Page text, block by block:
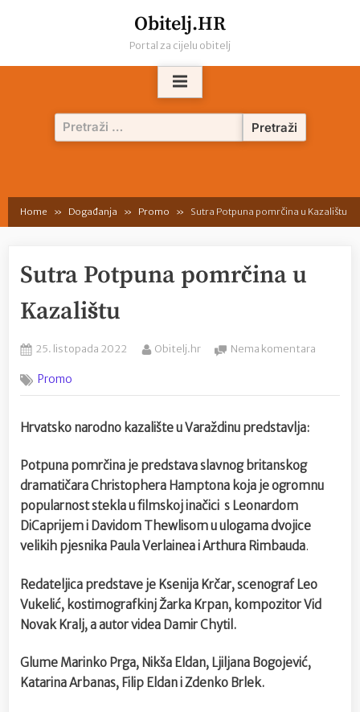
Obitelj.HR
Portal za cijelu obitelj
Pretraži:
Home Događanja Promo Sutra Potpuna pomrčina u Kazalištu
Sutra Potpuna pomrčina u
Kazalištu
Posted
25. listopada 2022 By
Obitelj.hr Nema komentara
u
Promo
Hrvatsko narodno kazalište u Varaždinu predstavlja:
Potpuna pomrčina je predstava slavnog britanskog
dramatičara Christophera Hamptona koja je ogromnu
popularnost stekla u filmskoj inačici s Leonardom
DiCaprijem i Davidom Thewlisom u ulogama dvojice
velikih pjesnika Paula Verlainea i Arthura Rimbauda.
Redateljica predstave je Ksenija Krčar, scenograf Leo
Vukelić, kostimografkinj Žarka Krpan, kompozitor Vid
Novak Kralj, a autor videa Damir Chytil.
Glume Marinko Prga, Nikša Eldan, Ljiljana Bogojević,
Katarina Arbanas, Filip Eldan i Zdenko Brlek.